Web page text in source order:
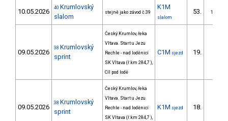
10.05.2026 40 Krumlovský
slalom
stejně jako závod č.39
K1M
slalom
53. 13/ZS
09.05.2026
38 Krumlovský
sprint
Český Krumlov, řeka
Vltava. Start u Jezu
Rechle - nad loděnicí
SK Vltava (ř.km 284,7 ),
Cíl pod lodě
C1M sjezd 19.
09.05.2026
38 Krumlovský
sprint
Český Krumlov, řeka
Vltava. Start u Jezu
Rechle - nad loděnicí
SK Vltava (ř.km 284,7 ),
K1M sjezd 18.